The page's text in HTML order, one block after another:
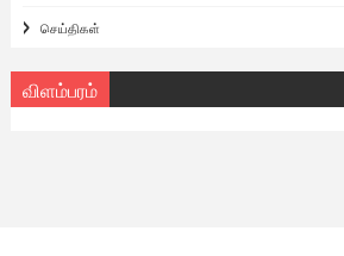
செய்திகள்
விளம்பரம்